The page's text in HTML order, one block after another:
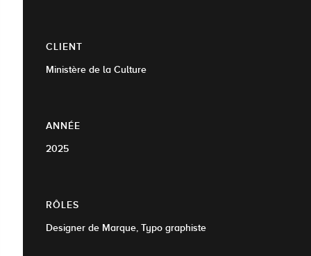
CLIENT
Ministère de la Culture
ANNÉE
2025
RÔLES
Designer de Marque, Typo graphiste